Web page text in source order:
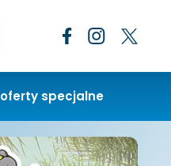
oferty specjalne